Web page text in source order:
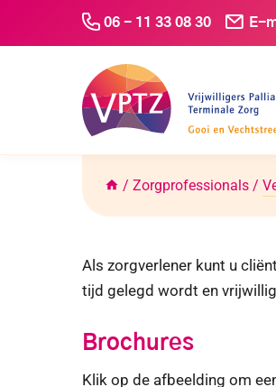
06 - 11 33 08 30 E-
/ Zorgprofessionals /
Als zorgverlener kunt u
tijd gelegd wordt en
Brochures
Klik op de afbeelding om